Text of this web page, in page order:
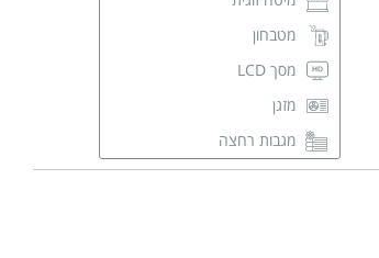
מטבחון
מסך LCD
מזגן
מגבות רחצה
חדר רחצה פרטי